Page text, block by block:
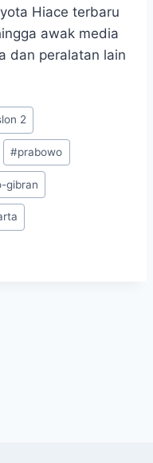
Hiace terbaru
awak media
dan peralatan lain
2
#prabowo
gibran